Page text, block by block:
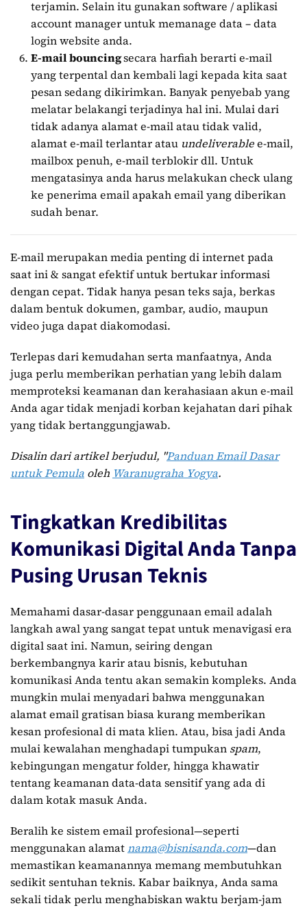
terjamin. Selain itu gunakan software / aplikasi
account manager untuk memanage data – data
login website anda.
E-mail bouncingsecara harfiah berarti e-mail
yang terpental dan kembali lagi kepada kita saat
pesan sedang dikirimkan. Banyak penyebab yang
melatar belakangi terjadinya hal ini. Mulai dari
tidak adanya alamat e-mail atau tidak valid,
alamat e-mail terlantar atau undeliverablee-mail,
mailbox penuh, e-mail terblokir dll. Untuk
mengatasinya anda harus melakukan check ulang
ke penerima email apakah email yang diberikan
sudah benar.
E-mail merupakan media penting di internet pada
saat ini & sangat efektif untuk bertukar informasi
dengan cepat. Tidak hanya pesan teks saja, berkas
dalam bentuk dokumen, gambar, audio, maupun
video juga dapat diakomodasi.
Terlepas dari kemudahan serta manfaatnya, Anda
juga perlu memberikan perhatian yang lebih dalam
memproteksi keamanan dan kerahasiaan akun e-mail
Anda agar tidak menjadi korban kejahatan dari pihak
yang tidak bertanggungjawab.
Disalin dari artikel berjudul, "Panduan Email Dasar
untuk Pemula oleh Waranugraha Yogya.
Tingkatkan Kredibilitas
Komunikasi Digital Anda Tanpa
Pusing Urusan Teknis
Memahami dasar-dasar penggunaan email adalah
langkah awal yang sangat tepat untuk menavigasi era
digital saat ini. Namun, seiring dengan
berkembangnya karir atau bisnis, kebutuhan
komunikasi Anda tentu akan semakin kompleks. Anda
mungkin mulai menyadari bahwa menggunakan
alamat email gratisan biasa kurang memberikan
kesan profesional di mata klien. Atau, bisa jadi Anda
mulai kewalahan menghadapi tumpukan spam,
kebingungan mengatur folder, hingga khawatir
tentang keamanan data-data sensitif yang ada di
dalam kotak masuk Anda.
Beralih ke sistem email profesional—seperti
menggunakan alamatnama@bisnisanda.com—dan
memastikan keamanannya memang membutuhkan
sedikit sentuhan teknis. Kabar baiknya, Anda sama
sekali tidak perlu menghabiskan waktu berjam-jam